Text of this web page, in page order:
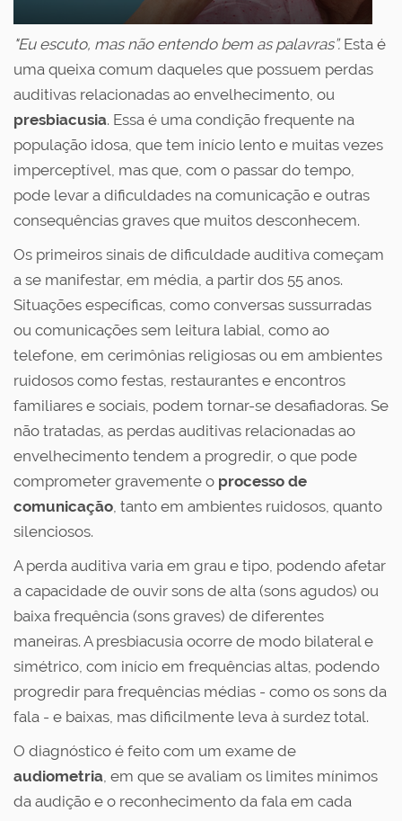
"Eu escuto, mas não entendo bem as palavras”.Esta é
uma queixa comum daqueles que possuem perdas
auditivas relacionadas ao envelhecimento, ou
presbiacusia. Essa é uma condição frequente na
população idosa, que tem início lento e muitas vezes
imperceptível, mas que, com o passar do tempo,
pode levar a dificuldades na comunicação e outras
consequências graves que muitos desconhecem.
Os primeiros sinais de dificuldade auditiva começam
a se manifestar, em média, a partir dos 55 anos.
Situações específicas, como conversas sussurradas
ou comunicações sem leitura labial, como ao
telefone, em cerimônias religiosas ou em ambientes
ruidosos como festas, restaurantes e encontros
familiares e sociais, podem tornar-se desafiadoras. Se
não tratadas, as perdas auditivas relacionadas ao
envelhecimento tendem a progredir, o que pode
comprometer gravemente o processo de
comunicação, tanto em ambientes ruidosos, quanto
silenciosos.
A perda auditiva varia em grau e tipo, podendo afetar
a capacidade de ouvir sons de alta (sons agudos) ou
baixa frequência (sons graves) de diferentes
maneiras. A presbiacusia ocorre de modo bilateral e
simétrico, com início em frequências altas, podendo
progredir para frequências médias - como os sons da
fala - e baixas, mas dificilmente leva à surdez total.
O diagnóstico é feito com um exame de
audiometria, em que se avaliam os limites mínimos
da audição e o reconhecimento da fala em cada